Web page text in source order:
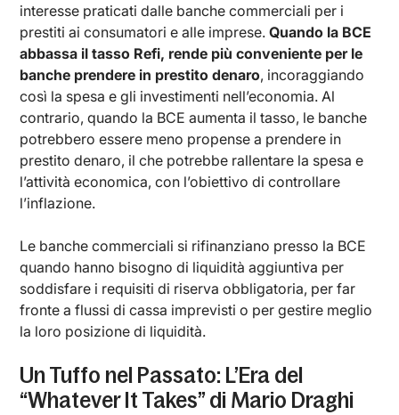
interesse praticati dalle banche commerciali per i
prestiti ai consumatori e alle imprese.Quando la BCE
abbassa il tasso Refi, rende più conveniente per le
banche prendere in prestito denaro, incoraggiando
così la spesa e gli investimenti nell’economia. Al
contrario, quando la BCE aumenta il tasso, le banche
potrebbero essere meno propense a prendere in
prestito denaro, il che potrebbe rallentare la spesa e
l’attività economica, con l’obiettivo di controllare
l’inflazione.
Le banche commerciali si rifinanziano presso la BCE
quando hanno bisogno di liquidità aggiuntiva per
soddisfare i requisiti di riserva obbligatoria, per far
fronte a flussi di cassa imprevisti o per gestire meglio
la loro posizione di liquidità.
Un Tuffo nel Passato: L’Era del
“Whatever It Takes” di Mario Draghi